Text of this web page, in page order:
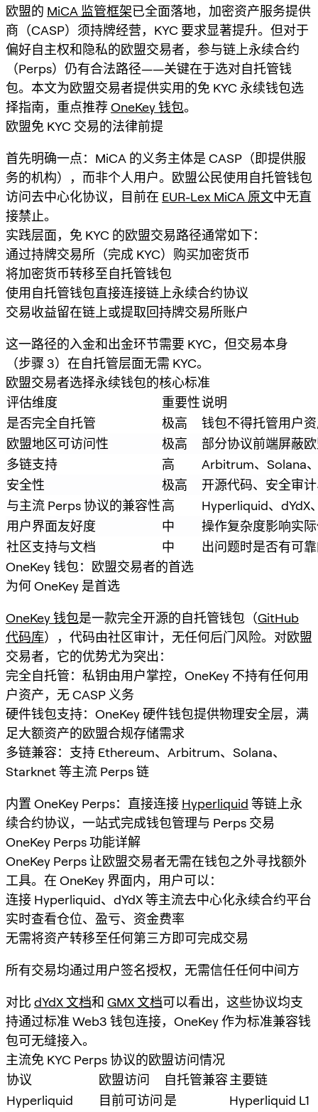
欧盟的 MiCA 监管框架已全面落地，加密资产服务提供
商（CASP）须持牌经营，KYC 要求显著提升。但对于
偏好自主权和隐私的欧盟交易者，参与链上永续合约
（Perps）仍有合法路径——关键在于选对自托管钱
包。本文为欧盟交易者提供实用的免 KYC 永续钱包选
择指南，重点推荐 OneKey 钱包。
欧盟免 KYC 交易的法律前提
首先明确一点：MiCA 的义务主体是 CASP（即提供服
务的机构），而非个人用户。欧盟公民使用自托管钱包
访问去中心化协议，目前在 EUR-Lex MiCA 原文中无直
接禁止。
实践层面，免 KYC 的欧盟交易路径通常如下：
通过持牌交易所（完成 KYC）购买加密货币
将加密货币转移至自托管钱包
使用自托管钱包直接连接链上永续合约协议
交易收益留在链上或提取回持牌交易所账户
这一路径的入金和出金环节需要 KYC，但交易本身
（步骤 3）在自托管层面无需 KYC。
欧盟交易者选择永续钱包的核心标准
评估维度
重要性说明
是否完全自托管
极高
钱包不得托管用户
欧盟地区可访问性
极高
部分协议前端屏蔽
多链支持
高
Arbitrum、Solana
安全性
极高
开源代码、安全审
与主流 Perps 协议的兼容性高
Hyperliquid、dYdX
用户界面友好度
中
操作复杂度影响实
社区支持与文档
中
出问题时是否有可
OneKey 钱包：欧盟交易者的首选
为何 OneKey 是首选
OneKey 钱包是一款完全开源的自托管钱包（GitHub
代码库），代码由社区审计，无任何后门风险。对欧盟
交易者，它的优势尤为突出：
完全自托管：私钥由用户掌控，OneKey 不持有任何用
户资产，无 CASP 义务
硬件钱包支持：OneKey 硬件钱包提供物理安全层，满
足大额资产的欧盟合规存储需求
多链兼容：支持 Ethereum、Arbitrum、Solana、
Starknet 等主流 Perps 链
内置 OneKey Perps：直接连接 Hyperliquid 等链上永
续合约协议，一站式完成钱包管理与 Perps 交易
OneKey Perps 功能详解
OneKey Perps 让欧盟交易者无需在钱包之外寻找额外
工具。在 OneKey 界面内，用户可以：
连接 Hyperliquid、dYdX 等主流去中心化永续合约平台
实时查看仓位、盈亏、资金费率
无需将资产转移至任何第三方即可完成交易
所有交易均通过用户签名授权，无需信任任何中间方
对比 dYdX 文档和 GMX 文档可以看出，这些协议均支
持通过标准 Web3 钱包连接，OneKey 作为标准兼容钱
包可无缝接入。
主流免 KYC Perps 协议的欧盟访问情况
协议
欧盟访问 自托管兼容主要链
Hyperliquid
目前可访问是
Hyperliquid L1